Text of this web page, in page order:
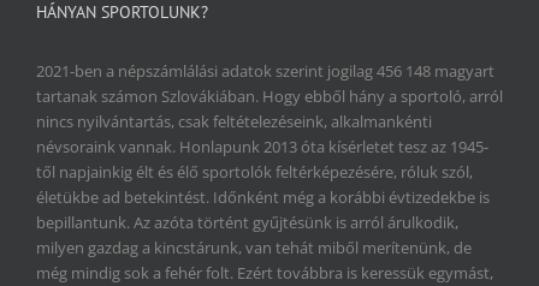
HÁNYAN SPORTOLUNK?
2021-ben a népszámlálási adatok szerint jogilag 456 148 magyart
tartanak számon Szlovákiában. Hogy ebből hány a sportoló, arról
nincs nyilvántartás, csak feltételezéseink, alkalmankénti
névsoraink vannak. Honlapunk 2013 óta kísérletet tesz az 1945-
től napjainkig élt és élő sportolók feltérképezésére, róluk szól,
életükbe ad betekintést. Időnként még a korábbi évtizedekbe is
bepillantunk. Az azóta történt gyűjtésünk is arról árulkodik,
milyen gazdag a kincstárunk, van tehát miből merítenünk, de
még mindig sok a fehér folt. Ezért továbbra is keressük egymást,